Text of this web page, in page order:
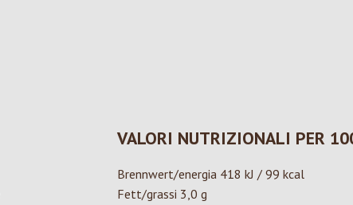
VALORI NUTRIZIONALI PER
Brennwert/energia 418 kJ / 99 kcal
Fett/grassi 3,0 g